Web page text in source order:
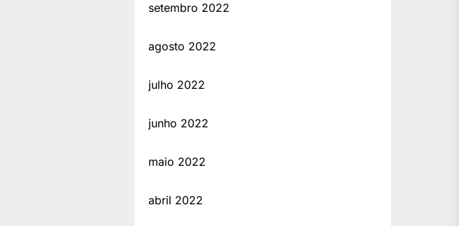
setembro 2022
agosto 2022
julho 2022
junho 2022
maio 2022
abril 2022